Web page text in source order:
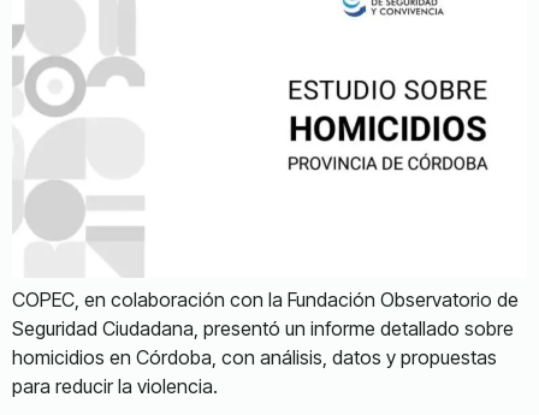
COPEC, en colaboración con la Fundación Observatorio de
Seguridad Ciudadana, presentó un informe detallado sobre
homicidios en Córdoba, con análisis, datos y propuestas
para reducir la violencia.